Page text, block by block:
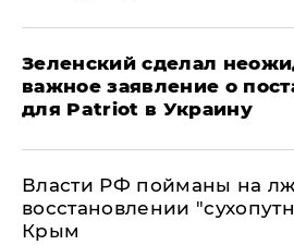
Зеленский сделал
важное заявление о
для Patriot в Украину
Власти РФ пойманы на
восстановлении
Крым